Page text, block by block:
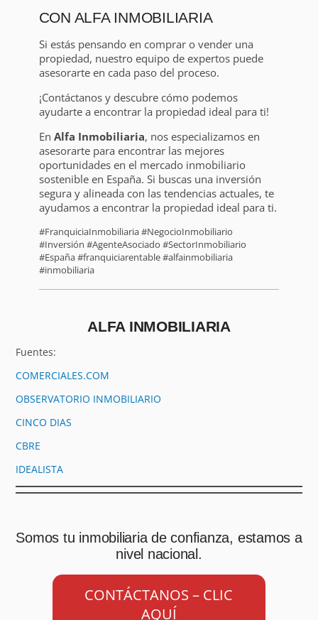
CON ALFA INMOBILIARIA
Si estás pensando en comprar o vender una
propiedad, nuestro equipo de expertos puede
asesorarte en cada paso del proceso.
¡Contáctanos y descubre cómo podemos
ayudarte a encontrar la propiedad ideal para ti!
En Alfa Inmobiliaria, nos especializamos en
asesorarte para encontrar las mejores
oportunidades en el mercado inmobiliario
sostenible en España. Si buscas una inversión
segura y alineada con las tendencias actuales, te
ayudamos a encontrar la propiedad ideal para ti.
#FranquiciaInmobiliaria #NegocioInmobiliario
#Inversión #AgenteAsociado #SectorInmobiliario
#España #franquiciarentable #alfainmobiliaria
#inmobiliaria
ALFA INMOBILIARIA
Fuentes:
COMERCIALES.COM
OBSERVATORIO INMOBILIARIO
CINCO DIAS
CBRE
IDEALISTA
Somos tu inmobiliaria de confianza, estamos a
nivel nacional.
CONTÁCTANOS – CLIC
AQUÍ